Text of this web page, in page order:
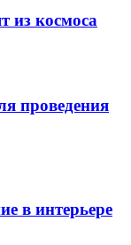
из космоса
проведения
в интерьере